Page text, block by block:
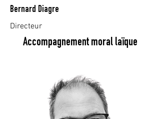
Bernard Diagre
Directeur
Accompagnement moral laïque